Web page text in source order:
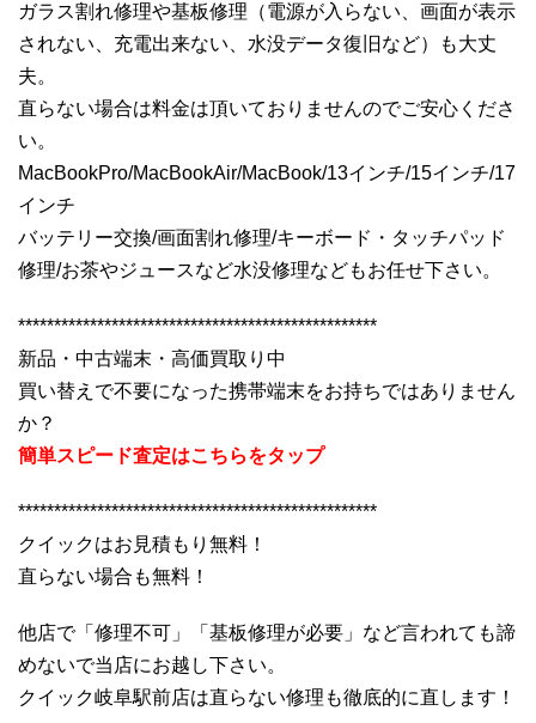
ガラス割れ修理や基板修理（電源が入らない、画面が表示
されない、充電出来ない、水没データ復旧など）も大丈
夫。
直らない場合は料金は頂いておりませんのでご安心くださ
い。
MacBookPro/MacBookAir/MacBook/13インチ/15インチ/17
インチ
バッテリー交換/画面割れ修理/キーボード・タッチパッド
修理/お茶やジュースなど水没修理などもお任せ下さい。
**************************************************
新品・中古端末・高価買取り中
買い替えで不要になった携帯端末をお持ちではありません
か？
簡単スピード査定はこちらをタップ
**************************************************
クイックはお見積もり無料！
直らない場合も無料！
他店で「修理不可」「基板修理が必要」など言われても諦
めないで当店にお越し下さい。
クイック岐阜駅前店は直らない修理も徹底的に直します！